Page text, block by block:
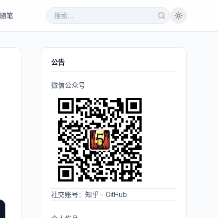
随笔
公告
微信公众号
社交账号： 知乎 - GitHub